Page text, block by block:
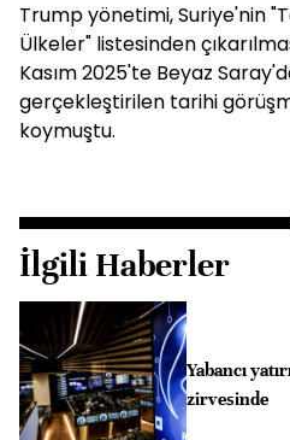
Trump yönetimi, Suriye'nin
Ülkeler" listesinden
Kasım 2025'te Beyaz
gerçekleştirilen tarihi
koymuştu.
İlgili Haberler
Yabancı
zirvesinde